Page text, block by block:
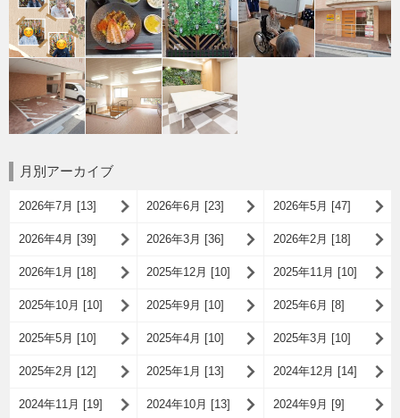
月別アーカイブ
2026年7月 [13] 2026年6月 [23] 2026年5月 [47]
2026年4月 [39] 2026年3月 [36] 2026年2月 [18]
2026年1月 [18] 2025年12月 [10] 2025年11月 [10]
2025年10月 [10] 2025年9月 [10] 2025年6月 [8]
2025年5月 [10] 2025年4月 [10] 2025年3月 [10]
2025年2月 [12] 2025年1月 [13] 2024年12月 [14]
2024年11月 [19] 2024年10月 [13] 2024年9月 [9]